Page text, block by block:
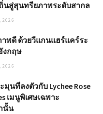
สู่สุนทรียภาพระดับสากล
2026
พดี ด้วยวีแกนแฮร์แคร์ระ
งกฤษ
2026
นที่ลงตัวกับ Lychee Rose
เมนูพิเศษเฉพาะ
นั้น